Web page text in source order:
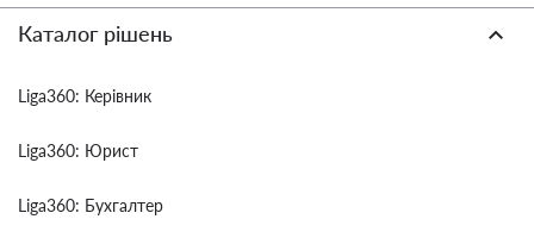
Каталог рішень
Liga360: Керівник
Liga360: Юрист
Liga360: Бухгалтер